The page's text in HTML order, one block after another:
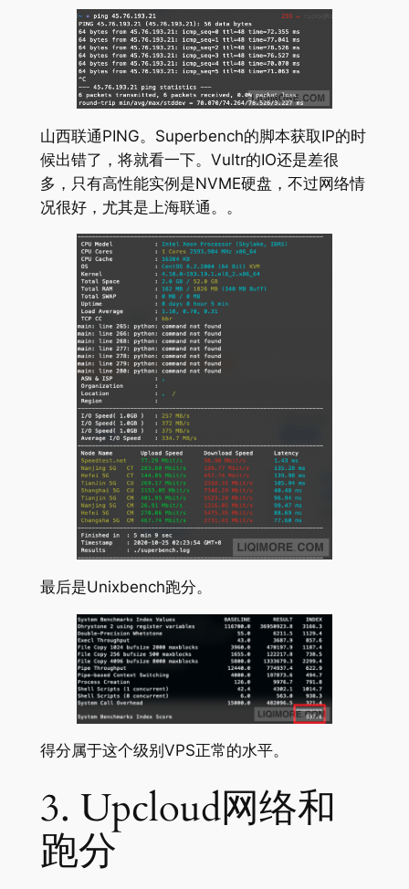
山西联通PING。Superbench的脚本获取IP的时
候出错了，将就看一下。Vultr的IO还是差很
多，只有高性能实例是NVME硬盘，不过网络情
况很好，尤其是上海联通。。
最后是Unixbench跑分。
得分属于这个级别VPS正常的水平。
3. Upcloud网络和
跑分